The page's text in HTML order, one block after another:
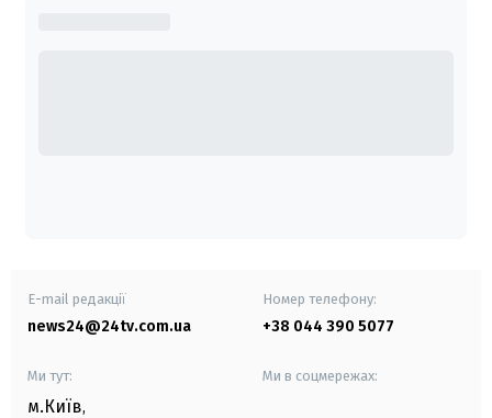
E-mail редакції
news24@24tv.com.ua
Номер телефону:
+38 044 390 5077
Ми тут:
м.Київ,
Ми в соцмережах: